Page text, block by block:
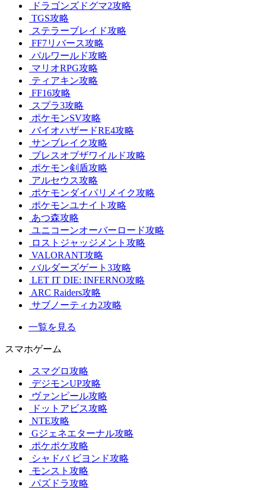
ドラゴンズドグマ2攻略
TGS攻略
ステラーブレイド攻略
FF7リバース攻略
パルワールド攻略
マリオRPG攻略
ティアキン攻略
FF16攻略
スプラ3攻略
ポケモンSV攻略
バイオハザードRE4攻略
サンブレイク攻略
ブレスオブザワイルド攻略
ポケモン剣盾攻略
アルセウス攻略
ポケモンダイパリメイク攻略
ポケモンユナイト攻略
あつ森攻略
ユニコーンオーバーロード攻略
ロストジャッジメント攻略
VALORANT攻略
バルダーズゲート3攻略
LET IT DIE: INFERNO攻略
ARC Raiders攻略
サブノーティカ2攻略
一覧を見る
スマホゲーム
スマグロ攻略
デジモンUP攻略
ヴァンピール攻略
ドットアビス攻略
NTE攻略
Gジェネエターナル攻略
ポケポケ攻略
シャドバ ビヨンド攻略
モンスト攻略
パズドラ攻略